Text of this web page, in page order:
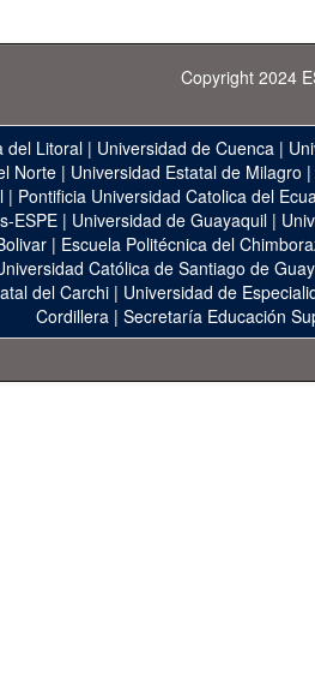
Copyright 2024
del Litoral | Universidad de Cuenca |
Norte| Universidad Estatal de Milagro |
| Pontificia Universidad Catolica del
ESPE | Universidad de Guayaquil |
| Escuela Politécnica del
Católica de Santiago de
del Carchi | Universidad de
Cordillera| Secretaría Educación